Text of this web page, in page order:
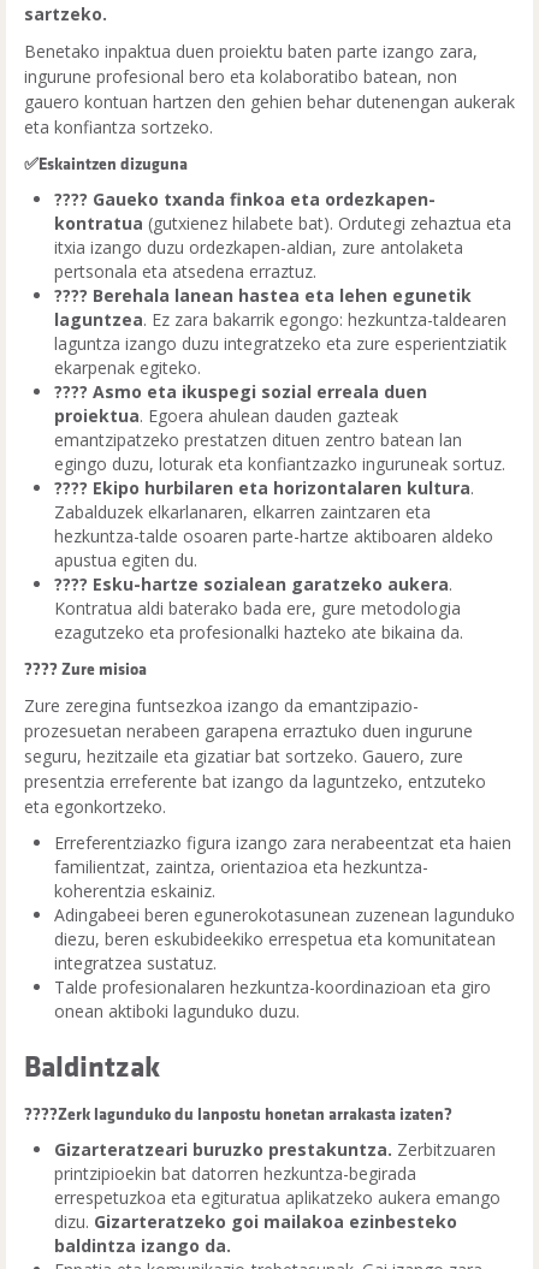
sartzeko.
Benetako inpaktua duen proiektu baten parte izango zara,
ingurune profesional bero eta kolaboratibo batean, non
gauero kontuan hartzen den gehien behar dutenengan aukerak
eta konfiantza sortzeko.
✅Eskaintzen dizuguna
???? Gaueko txanda finkoa eta ordezkapen-
kontratua (gutxienez hilabete bat). Ordutegi zehaztua eta
itxia izango duzu ordezkapen-aldian, zure antolaketa
pertsonala eta atsedena erraztuz.
???? Berehala lanean hastea eta lehen egunetik
laguntzea. Ez zara bakarrik egongo: hezkuntza-taldearen
laguntza izango duzu integratzeko eta zure esperientziatik
ekarpenak egiteko.
???? Asmo eta ikuspegi sozial erreala duen
proiektua. Egoera ahulean dauden gazteak
emantzipatzeko prestatzen dituen zentro batean lan
egingo duzu, loturak eta konfiantzazko inguruneak sortuz.
???? Ekipo hurbilaren eta horizontalaren kultura.
Zabalduzek elkarlanaren, elkarren zaintzaren eta
hezkuntza-talde osoaren parte-hartze aktiboaren aldeko
apustua egiten du.
???? Esku-hartze sozialean garatzeko aukera.
Kontratua aldi baterako bada ere, gure metodologia
ezagutzeko eta profesionalki hazteko ate bikaina da.
???? Zure misioa
Zure zeregina funtsezkoa izango da emantzipazio-
prozesuetan nerabeen garapena erraztuko duen ingurune
seguru, hezitzaile eta gizatiar bat sortzeko. Gauero, zure
presentzia erreferente bat izango da laguntzeko, entzuteko
eta egonkortzeko.
Erreferentziazko figura izango zara nerabeentzat eta haien
familientzat, zaintza, orientazioa eta hezkuntza-
koherentzia eskainiz.
Adingabeei beren egunerokotasunean zuzenean lagunduko
diezu, beren eskubideekiko errespetua eta komunitatean
integratzea sustatuz.
Talde profesionalaren hezkuntza-koordinazioan eta giro
onean aktiboki lagunduko duzu.
Baldintzak
????Zerk lagunduko du lanpostu honetan arrakasta izaten?
Gizarteratzeari buruzko prestakuntza. Zerbitzuaren
printzipioekin bat datorren hezkuntza-begirada
errespetuzkoa eta egituratua aplikatzeko aukera emango
dizu. Gizarteratzeko goi mailakoa ezinbesteko
baldintza izango da.